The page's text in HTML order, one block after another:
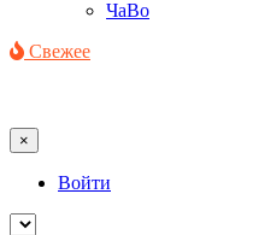
ЧаВо
Свежее
×
Войти